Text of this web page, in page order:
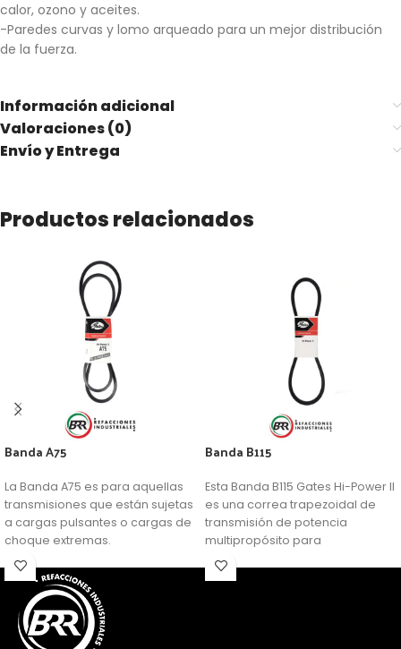
calor, ozono y aceites.
-Paredes curvas y lomo arqueado para un mejor distribución
de la fuerza.
Información adicional
Valoraciones (0)
Envío y Entrega
Productos relacionados
Banda A75
La Banda A75 es para aquellas
transmisiones que están sujetas
a cargas pulsantes o cargas de
choque extremas.
Banda B115
Esta Banda B115 Gates Hi-Power II
es una correa trapezoidal de
transmisión de potencia
multipropósito para
aplicaciones generalizadas.